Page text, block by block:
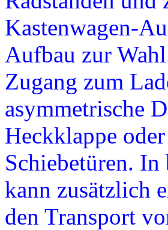
Kastenwagen-
Aufbau zur
Zugang zum
asymmetrische
Heckklappe
Schiebetüren.
kann zusätzlich
den Transport